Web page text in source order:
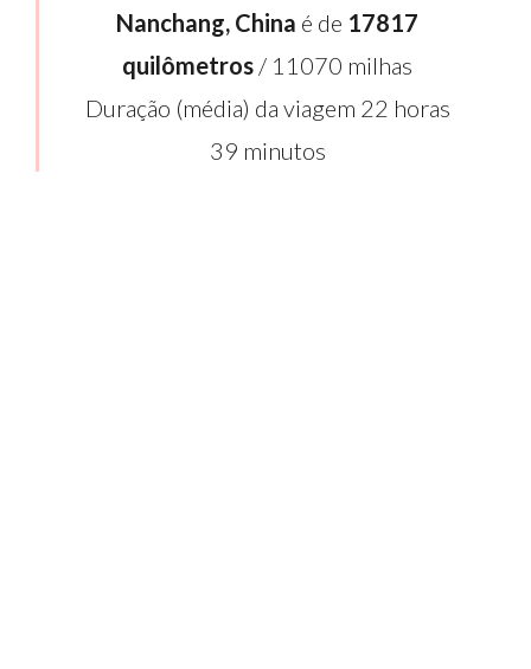
Nanchang, China é de 17817
quilômetros / 11070 milhas
Duração (média) da viagem 22 horas
39 minutos